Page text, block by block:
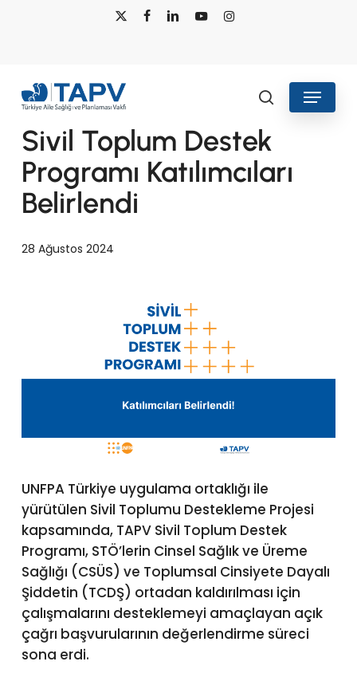
x-
facebooklinkedin youtubeinstagram
search
Menu
Duyurular
Sivil Toplum Destek
Programı Katılımcıları
Belirlendi
28 Ağustos 2024
UNFPA Türkiye uygulama ortaklığı ile
yürütülen Sivil Toplumu Destekleme Projesi
kapsamında, TAPV Sivil Toplum Destek
Programı, STÖ’lerin Cinsel Sağlık ve Üreme
Sağlığı (CSÜS) ve Toplumsal Cinsiyete Dayalı
Şiddetin (TCDŞ) ortadan kaldırılması için
çalışmalarını desteklemeyi amaçlayan açık
çağrı başvurularının değerlendirme süreci
sona erdi.